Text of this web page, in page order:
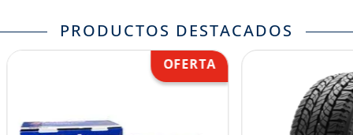
PRODUCTOS DESTACADOS